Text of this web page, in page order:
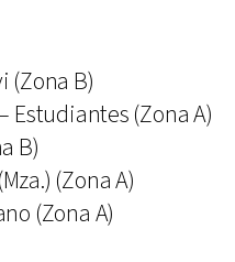
(Zona B)
Estudiantes (Zona A)
B)
(Zona A)
(Zona A)